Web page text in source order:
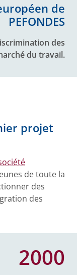
de
PEFONDES
des
du travail.
projet
de toute la
des
des
2000